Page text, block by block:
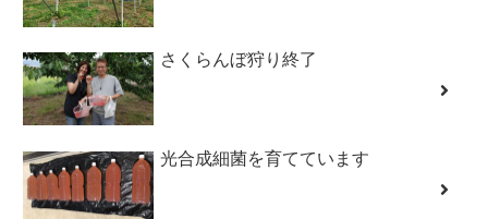
さくらんぼ狩り終了
光合成細菌を育てています